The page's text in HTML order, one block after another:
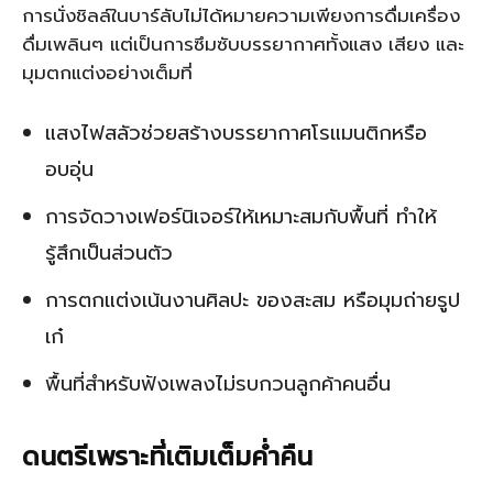
การนั่งชิลล์ในบาร์ลับไม่ได้หมายความเพียงการดื่มเครื่อง
ดื่มเพลินๆ แต่เป็นการซึมซับบรรยากาศทั้งแสง เสียง และ
มุมตกแต่งอย่างเต็มที่
แสงไฟสลัวช่วยสร้างบรรยากาศโรแมนติกหรือ
อบอุ่น
การจัดวางเฟอร์นิเจอร์ให้เหมาะสมกับพื้นที่ ทำให้
รู้สึกเป็นส่วนตัว
การตกแต่งเน้นงานศิลปะ ของสะสม หรือมุมถ่ายรูป
เก๋
พื้นที่สำหรับฟังเพลงไม่รบกวนลูกค้าคนอื่น
ดนตรีเพราะที่เติมเต็มค่ำคืน